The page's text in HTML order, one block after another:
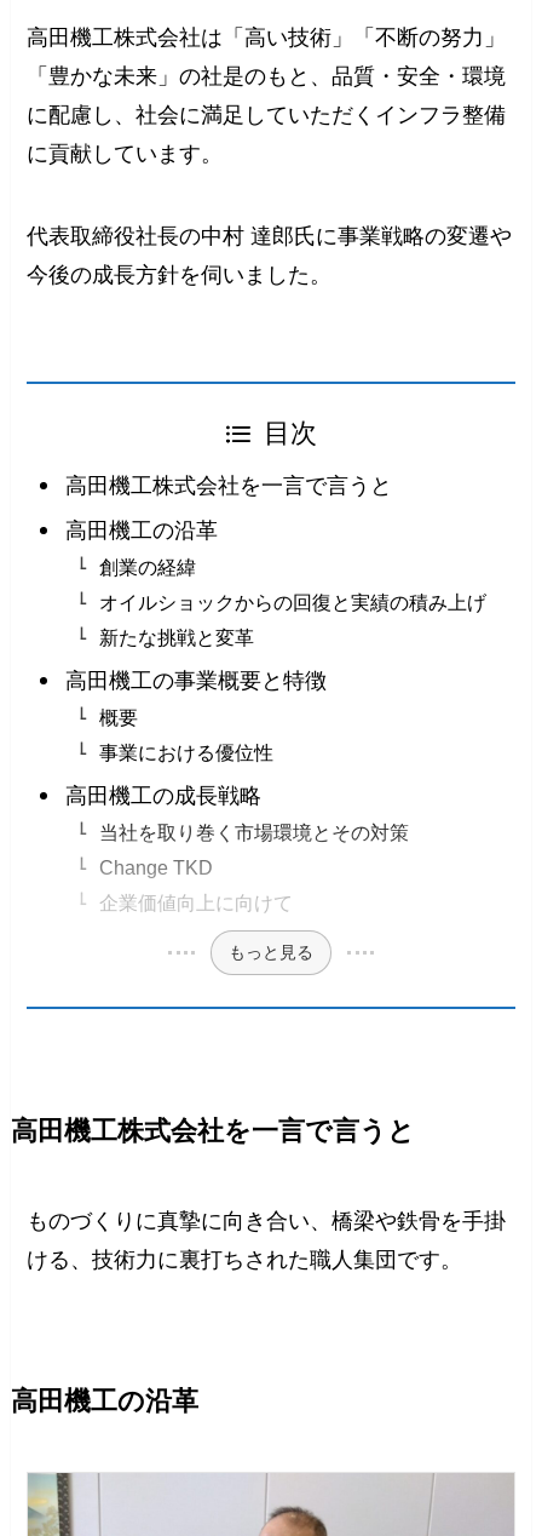
高田機工株式会社は「高い技術」「不断の努力」
「豊かな未来」の社是のもと、品質・安全・環境
に配慮し、社会に満足していただくインフラ整備
に貢献しています。
代表取締役社長の中村 達郎氏に事業戦略の変遷や
今後の成長方針を伺いました。
目次
高田機工株式会社を一言で言うと
高田機工の沿革
創業の経緯
オイルショックからの回復と実績の積み上げ
新たな挑戦と変革
高田機工の事業概要と特徴
概要
事業における優位性
高田機工の成長戦略
当社を取り巻く市場環境とその対策
Change TKD
企業価値向上に向けて
もっと見る
高田機工株式会社を一言で言うと
ものづくりに真摯に向き合い、橋梁や鉄骨を手掛
ける、技術力に裏打ちされた職人集団です。
高田機工の沿革